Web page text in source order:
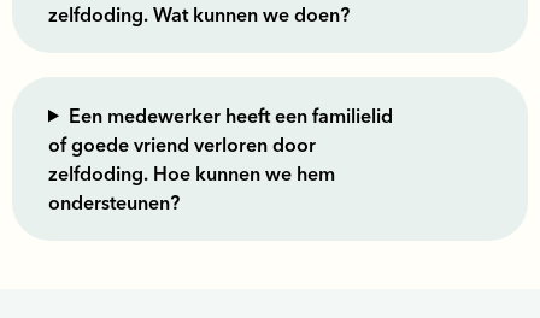
zelfdoding. Wat kunnen we doen?
Een medewerker heeft een familielid
of goede vriend verloren door
zelfdoding. Hoe kunnen we hem
ondersteunen?